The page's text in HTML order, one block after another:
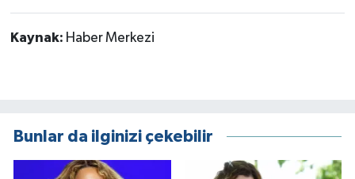
Kaynak: Haber Merkezi
Bunlar da ilginizi çekebilir